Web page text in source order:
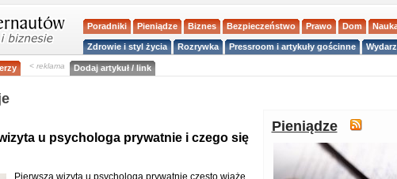
Poradniki Pieniądze Biznes Bezpieczeństwo Prawo Dom
Zdrowie i styl życia Rozrywka Pressroom i artykuły gościnne
< reklama Dodaj artykuł / link
u psychologa prywatnie i czego się
Pierwsza wizyta u psychologa prywatnie często wiąże
Pieniądze